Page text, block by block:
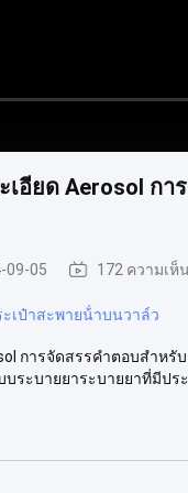
เอียด Aerosol ก
09-05 172 ความเห็
ะเป๋าสะพายน้ําบนวาล์ว
การจัดสรรคําตอบสําห
ระบายยาระบายยาที่มีปร